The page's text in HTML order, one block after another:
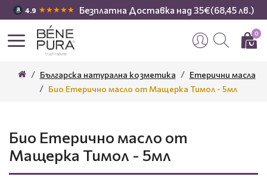
4.9 ★★★★★ Безплатна Доставка над 35€(68,45 лв.)
0
Българска натурална козметика
Етерични масла
Био Етерично масло от Мащерка Тимол - 5мл
Био Етерично масло от
Мащерка Тимол - 5мл